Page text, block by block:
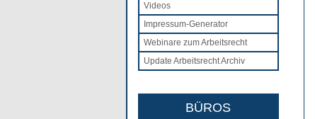
Videos
Impressum-Generator
Webinare zum Arbeitsrecht
Update Arbeitsrecht Archiv
BÜROS